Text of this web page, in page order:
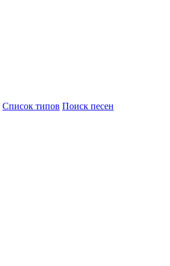
Cписок типов Поиск песен